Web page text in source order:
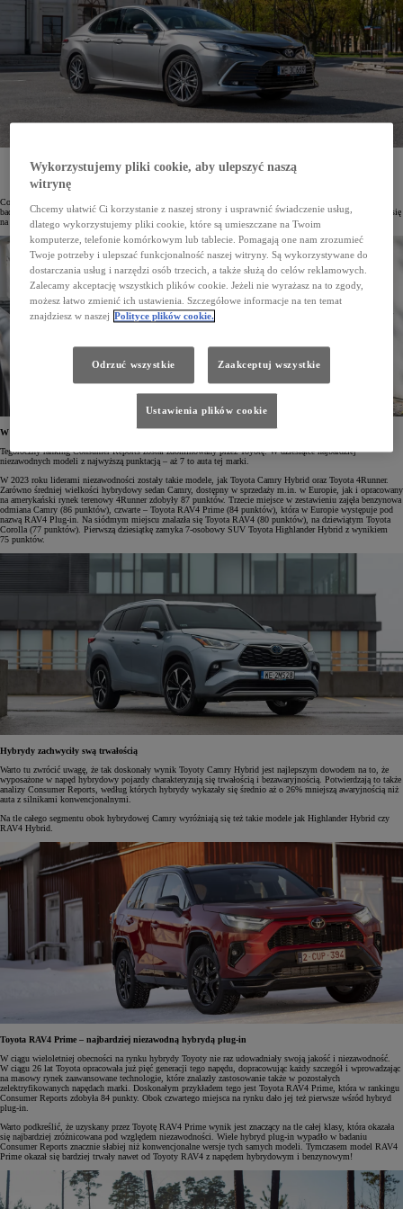
Consumer Reports opublikował najnowszy ranking niezawodności samochodów. Toyota uzyskała
w nim 76 punktów na 100 możliwych, ustępując jedynie Lexusowi, który zdobył 79 punktów.
Zdecydowana większość modeli Toyoty uzyskała wyniki znacznie powyżej średniej.
Consumer Reports jest największą organizacją konsumencką w Stanach Zjednoczonych. To właśnie na jej
badaniach swoje decyzje zakupowe opierają miliony amerykańskich klientów. Tegoroczne zestawienie opiera się
na danych ponad 330 000 pojazdów z roczników 2000–2023.
W Top10 najbardziej niezawodnych samochodów – 7 modeli Toyoty
Tegoroczny ranking Consumer Reports został zdominowany przez Toyotę. W dziesiątce najbardziej
niezawodnych modeli z najwyższą punktacją – aż 7 to auta tej marki.
W 2023 roku liderami niezawodności zostały takie modele, jak Toyota Camry Hybrid oraz Toyota 4Runner.
Zarówno średniej wielkości hybrydowy sedan Camry, dostępny w sprzedaży m.in. w Europie, jak i opracowany
na amerykański rynek terenowy 4Runner zdobyły 87 punktów. Trzecie miejsce w zestawieniu zajęła benzynowa
odmiana Camry (86 punktów), czwarte – Toyota RAV4 Prime (84 punktów), która w Europie występuje pod
nazwą RAV4 Plug-in. Na siódmym miejscu znalazła się Toyota RAV4 (80 punktów), na dziewiątym Toyota
Corolla (77 punktów). Pierwszą dziesiątkę zamyka 7-osobowy SUV Toyota Highlander Hybrid z wynikiem
75 punktów.
Hybrydy zachwyciły swą trwałością
Warto tu zwrócić uwagę, że tak doskonały wynik Toyoty Camry Hybrid jest najlepszym dowodem na to, że
wyposażone w napęd hybrydowy pojazdy charakteryzują się trwałością i bezawaryjnością. Potwierdzają to także
analizy Consumer Reports, według których hybrydy wykazały się średnio aż o 26% mniejszą awaryjnością niż
auta z silnikami konwencjonalnymi.
Na tle całego segmentu obok hybrydowej Camry wyróżniają się też takie modele jak Highlander Hybrid czy
RAV4 Hybrid.
Toyota RAV4 Prime – najbardziej niezawodną hybrydą plug-in
W ciągu wieloletniej obecności na rynku hybrydy Toyoty nie raz udowadniały swoją jakość i niezawodność.
W ciągu 26 lat Toyota opracowała już pięć generacji tego napędu, dopracowując każdy szczegół i wprowadzając
na masowy rynek zaawansowane technologie, które znalazły zastosowanie także w pozostałych
zelektryfikowanych napędach marki. Doskonałym przykładem tego jest Toyota RAV4 Prime, która w rankingu
Consumer Reports zdobyła 84 punkty. Obok czwartego miejsca na rynku dało jej też pierwsze wśród hybryd
plug-in.
Warto podkreślić, że uzyskany przez Toyotę RAV4 Prime wynik jest znaczący na tle całej klasy, która okazała
się najbardziej zróżnicowana pod względem niezawodności. Wiele hybryd plug-in wypadło w badaniu
Consumer Reports znacznie słabiej niż konwencjonalne wersje tych samych modeli. Tymczasem model RAV4
Prime okazał się bardziej trwały nawet od Toyoty RAV4 z napędem hybrydowym i benzynowym!
Wykorzystujemy pliki cookie, aby ulepszyć naszą
witrynę
Chcemy ułatwić Ci korzystanie z naszej strony i usprawnić świadczenie usług,
dlatego wykorzystujemy pliki cookie, które są umieszczane na Twoim
komputerze, telefonie komórkowym lub tablecie. Pomagają one nam zrozumieć
Twoje potrzeby i ulepszać funkcjonalność naszej witryny. Są wykorzystywane do
dostarczania usług i narzędzi osób trzecich, a także służą do celów reklamowych.
Zalecamy akceptację wszystkich plików cookie. Jeżeli nie wyrażasz na to zgody,
możesz łatwo zmienić ich ustawienia. Szczegółowe informacje na ten temat
znajdziesz w naszej Polityce plików cookie.
Odrzuć wszystkie Zaakceptuj wszystkie
Ustawienia plików cookie